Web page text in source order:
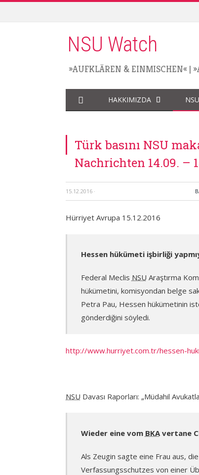
NSU Watch
»AUFKLÄREN & EINMISCHEN« |
HAKKIMIZDA
Türk basını NSU
Nachrichten 14.09. –
15.12.2016 ·
Hürriyet Avrupa 15.12.2016
Hessen hükümeti işbirliği
Federal Meclis NSU Araştırma
hükümetini, komisyondan belge
Petra Pau, Hessen hükümetinin
gönderdiğini söyledi.
http://www.hurriyet.com.tr/hessen-
NSU Davası Raporları: „Müdahil
Wieder eine vom BKAvertane
Als Zeugin sagte eine Frau aus,
Verfassungsschutzes von einer